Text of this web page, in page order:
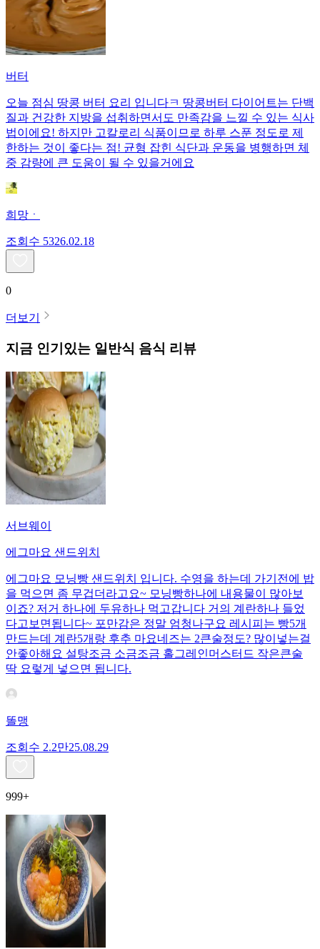
버터
오늘 점심 땅콩 버터 요리 입니다ㅋ 땅콩버터 다이어트는 단백
질과 건강한 지방을 섭취하면서도 만족감을 느낄 수 있는 식사
법이에요! 하지만 고칼로리 식품이므로 하루 스푼 정도로 제
한하는 것이 좋다는 점! 균형 잡힌 식단과 운동을 병행하면 체
중 감량에 큰 도움이 될 수 있을거에요
희망ㆍ
조회수 5326.02.18
0
더보기
지금 인기있는 일반식 음식 리뷰
서브웨이
에그마요 샌드위치
에그마요 모닝빵 샌드위치 입니다. 수영을 하는데 가기전에 밥
을 먹으면 좀 무겁더라고요~ 모닝빵하나에 내용물이 많아보
이죠? 저거 하나에 두유하나 먹고갑니다 거의 계란하나 들었
다고보면됩니다~ 포만감은 정말 엄청나구요 레시피는 빵5개
만드는데 계란5개랑 후추 마요네즈는 2큰술정도? 많이넣는걸
안좋아해요 설탕조금 소금조금 홀그레인머스터드 작은큰술
딱 요렇게 넣으면 됩니다.
똘맹
조회수 2.2만25.08.29
999+